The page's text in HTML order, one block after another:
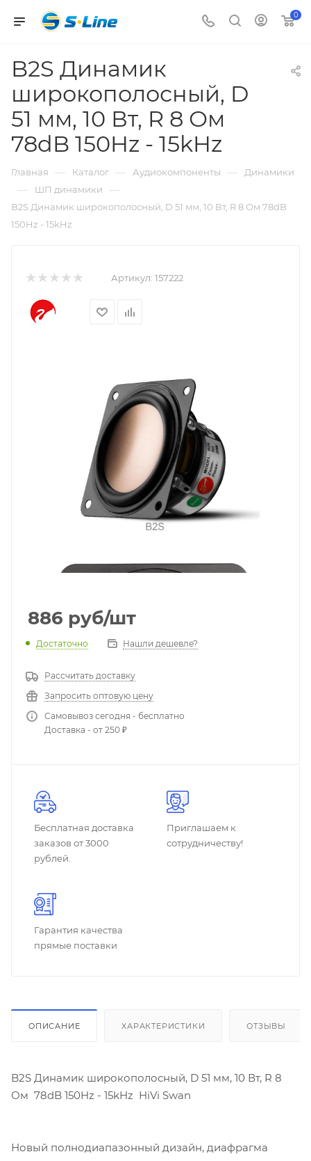
0
B2S Динамик
широкополосный, D
51 мм, 10 Вт, R 8 Ом
78dB 150Hz - 15kHz
Главная — Каталог — Аудиокомпоненты — Динамики
— ШП динамики —
B2S Динамик широкополосный, D 51 мм, 10 Вт, R 8 Ом 78dB
150Hz - 15kHz
Артикул: 157222
886 руб/шт
Достаточно Нашли дешевле?
Рассчитать доставку
Запросить оптовую цену
Самовывоз сегодня - бесплатно
Доставка - от 250 ₽
Бесплатная доставка
заказов от 3000
рублей.
Приглашаем к
сотрудничеству!
Гарантия качества
прямые поставки
ОПИСАНИЕ ХАРАКТЕРИСТИКИ ОТЗЫВЫ
B2S Динамик широкополосный, D 51 мм, 10 Вт, R 8
Ом 78dB 150Hz - 15kHz HiVi Swan
Новый полнодиапазонный дизайн, диафрагма